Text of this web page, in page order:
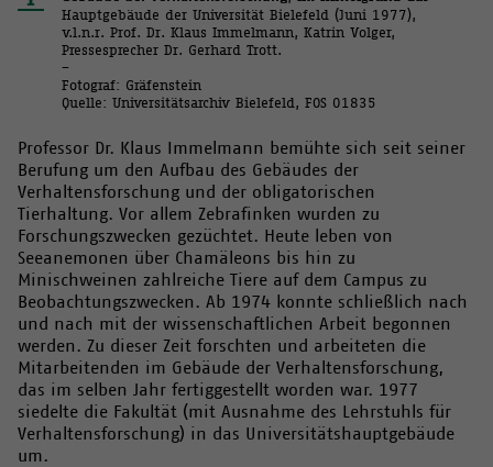
Hauptgebäude der Universität Bielefeld (Juni 1977),
v.l.n.r. Prof. Dr. Klaus Immelmann, Katrin Volger,
Pressesprecher Dr. Gerhard Trott.
–
Fotograf: Gräfenstein
Quelle: Universitätsarchiv Bielefeld, FOS 01835
Professor Dr. Klaus Immelmann bemühte sich seit seiner
Berufung um den Aufbau des Gebäudes der
Verhaltensforschung und der obligatorischen
Tierhaltung. Vor allem Zebrafinken wurden zu
Forschungszwecken gezüchtet. Heute leben von
Seeanemonen über Chamäleons bis hin zu
Minischweinen zahlreiche Tiere auf dem Campus zu
Beobachtungszwecken. Ab 1974 konnte schließlich nach
und nach mit der wissenschaftlichen Arbeit begonnen
werden. Zu dieser Zeit forschten und arbeiteten die
Mitarbeitenden im Gebäude der Verhaltensforschung,
das im selben Jahr fertiggestellt worden war. 1977
siedelte die Fakultät (mit Ausnahme des Lehrstuhls für
Verhaltensforschung) in das Universitätshauptgebäude
um.